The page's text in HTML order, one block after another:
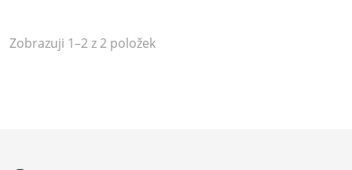
Zobrazuji 1–2 z 2 položek